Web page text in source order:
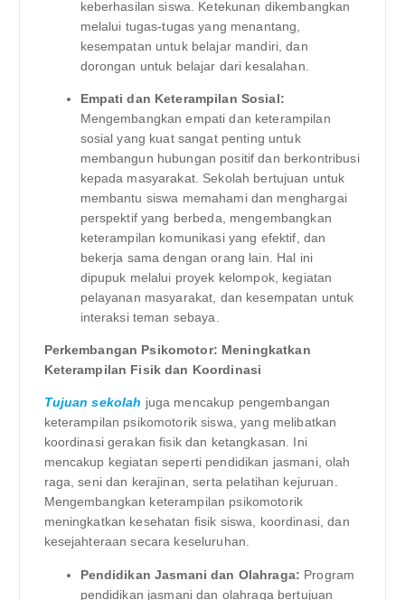
keberhasilan siswa. Ketekunan dikembangkan
melalui tugas-tugas yang menantang,
kesempatan untuk belajar mandiri, dan
dorongan untuk belajar dari kesalahan.
Empati dan Keterampilan Sosial:
Mengembangkan empati dan keterampilan
sosial yang kuat sangat penting untuk
membangun hubungan positif dan berkontribusi
kepada masyarakat. Sekolah bertujuan untuk
membantu siswa memahami dan menghargai
perspektif yang berbeda, mengembangkan
keterampilan komunikasi yang efektif, dan
bekerja sama dengan orang lain. Hal ini
dipupuk melalui proyek kelompok, kegiatan
pelayanan masyarakat, dan kesempatan untuk
interaksi teman sebaya.
Perkembangan Psikomotor: Meningkatkan
Keterampilan Fisik dan Koordinasi
Tujuan sekolah juga mencakup pengembangan
keterampilan psikomotorik siswa, yang melibatkan
koordinasi gerakan fisik dan ketangkasan. Ini
mencakup kegiatan seperti pendidikan jasmani, olah
raga, seni dan kerajinan, serta pelatihan kejuruan.
Mengembangkan keterampilan psikomotorik
meningkatkan kesehatan fisik siswa, koordinasi, dan
kesejahteraan secara keseluruhan.
Pendidikan Jasmani dan Olahraga: Program
pendidikan jasmani dan olahraga bertujuan